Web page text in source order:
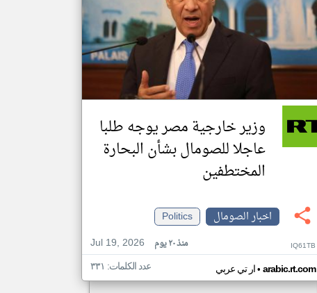
وزير خارجية مصر يوجه طلبا
عاجلا للصومال بشأن البحارة
المختطفين
اخبار الصومال
Politics
Jul 19, 2026
منذ ٢٠ يوم IQ61TB
ار تي عربي• arabic.rt.com عدد الكلمات: ٣٣١